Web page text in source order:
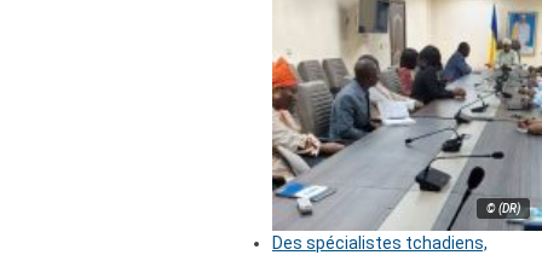
© (DR)
Des spécialistes tchadiens,